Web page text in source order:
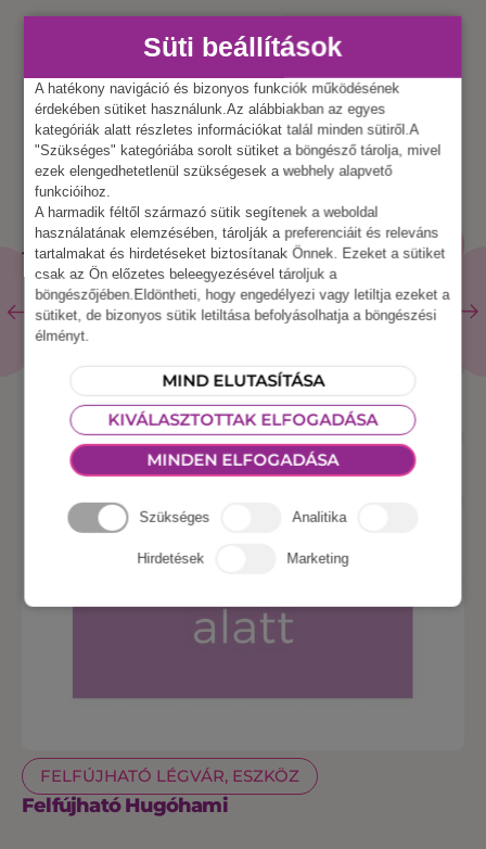
KAPCSOLÓDÓ
TERMÉKEK
ÖSSZES
ESZKÖZ
FELFÚJHATÓ LÉGVÁR, ESZKÖZ
Felfújható Hugóhami
Süti beállítások
A hatékony navigáció és bizonyos funkciók működésének
érdekében sütiket használunk.Az alábbiakban az egyes
kategóriák alatt részletes információkat talál minden sütiről.A
"Szükséges" kategóriába sorolt sütiket a böngésző tárolja, mivel
ezek elengedhetetlenül szükségesek a webhely alapvető
funkcióihoz.
A harmadik féltől származó sütik segítenek a weboldal
használatának elemzésében, tárolják a preferenciáit és releváns
tartalmakat és hirdetéseket biztosítanak Önnek. Ezeket a sütiket
csak az Ön előzetes beleegyezésével tároljuk a
böngészőjében.Eldöntheti, hogy engedélyezi vagy letiltja ezeket a
sütiket, de bizonyos sütik letiltása befolyásolhatja a böngészési
élményt.
MIND ELUTASÍTÁSA
KIVÁLASZTOTTAK ELFOGADÁSA
MINDEN ELFOGADÁSA
Szükséges Analitika
Hirdetések Marketing